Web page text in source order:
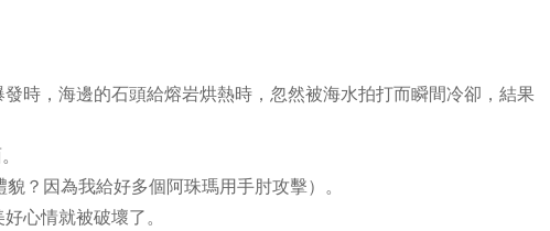
時，海邊的石頭給熔岩烘熱時，忽然被海水拍打而瞬間冷卻，結果
？因為我給好多個阿珠瑪用手肘攻擊）。
心情就被破壞了。